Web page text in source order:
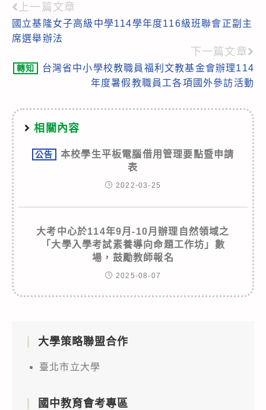
Read
more
上一篇文章
國立基隆女子高級中學114學年度116級班聯會正副主
席選舉辦法
下一篇文章
轉知
台灣省中小學校教職員福利文教基金會辦理114
年度暑假教職員工各項國外參訪活動
相關內容
公告
本校學生平板電腦借用管理要點暨申請
表
2022-03-25
大考中心於114年9月-10月辦理自然領域之
「大學入學考試素養導向命題工作坊」數
場，鼓勵教師報名
2025-08-07
大學策略聯盟合作
臺北市立大學
國中教育會考專區